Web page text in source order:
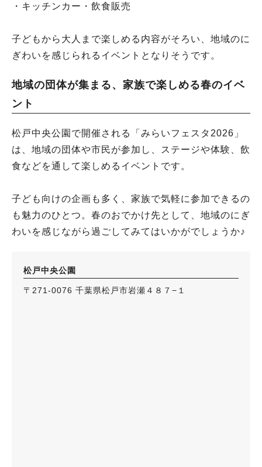
・キッチンカー・飲食販売
子どもから大人まで楽しめる内容がそろい、地域のに
ぎわいを感じられるイベントとなりそうです。
地域の団体が集まる、家族で楽しめる春のイベ
ント
松戸中央公園で開催される「みらいフェスタ2026」
は、地域の団体や市民が参加し、ステージや体験、飲
食などを通して楽しめるイベントです。
子ども向けの企画も多く、家族で気軽に参加できるの
も魅力のひとつ。春のおでかけ先として、地域のにぎ
わいを感じながら過ごしてみてはいかがでしょうか♪
松戸中央公園
〒271-0076 千葉県松戸市岩瀬４８７−１